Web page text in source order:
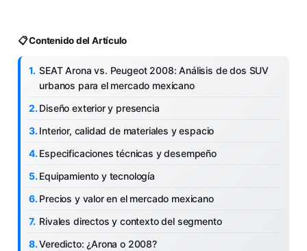
📋 Contenido del Artículo
SEAT Arona vs. Peugeot 2008: Análisis de dos SUV
urbanos para el mercado mexicano
Diseño exterior y presencia
Interior, calidad de materiales y espacio
Especificaciones técnicas y desempeño
Equipamiento y tecnología
Precios y valor en el mercado mexicano
Rivales directos y contexto del segmento
Veredicto: ¿Arona o 2008?